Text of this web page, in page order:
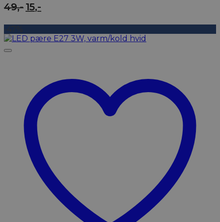
49,- Den
oprindelige
pris
var:
49,-.
15,-
aktuelle
pris
er:
15,-.